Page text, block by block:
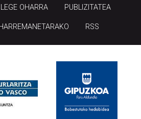
LEGE OHARRA PUBLIZITATEA
RSS